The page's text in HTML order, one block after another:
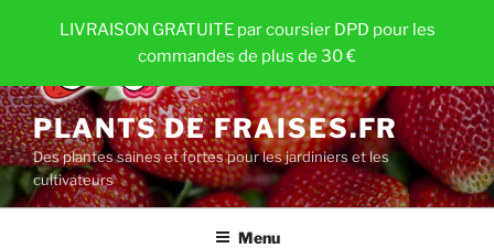
LIVRAISON GRATUITE par coursier DPD pour les
commandes de plus de 30 €
principal
PLANTS DE FRAISES.FR
Des plantes saines et fortes pour les jardiniers et les
cultivateurs
Menu